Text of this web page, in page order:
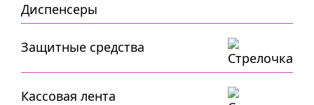
Диспенсеры
Защитные средства
Кассовая лента